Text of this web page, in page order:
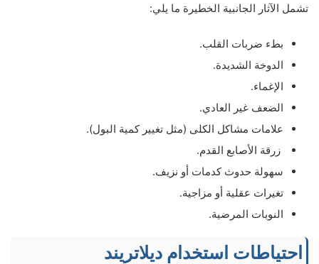
تشمل الآثار الجانبية الخطيرة ما يلي:
بطء ضربات القلب.
الدوخة الشديدة.
الإغماء.
الضعف غير العادي.
علامات مشاكل الكلى (مثل تغيير كمية البول).
زرقة الأصابع القدم.
سهولة حدوث كدمات أو نزيف.
تغيرات عقلية أو مزاجية.
النوبات المرضية.
احتياطات استخدام ديلاتريند